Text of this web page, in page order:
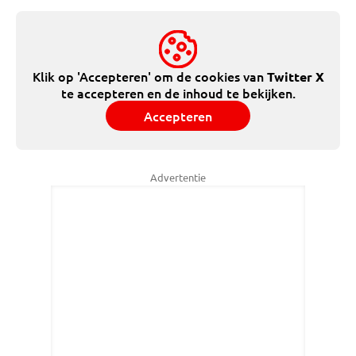
Klik op 'Accepteren' om de cookies vanTwitter X
te accepteren en de inhoud te bekijken.
Accepteren
Advertentie